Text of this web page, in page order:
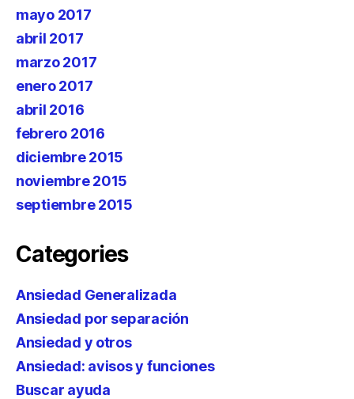
mayo 2017
abril 2017
marzo 2017
enero 2017
abril 2016
febrero 2016
diciembre 2015
noviembre 2015
septiembre 2015
Categories
Ansiedad Generalizada
Ansiedad por separación
Ansiedad y otros
Ansiedad: avisos y funciones
Buscar ayuda